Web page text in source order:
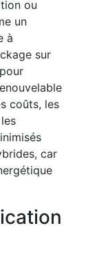
ou
un
à
sur
coûts, les
car